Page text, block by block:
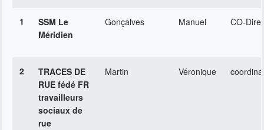
1
SSM Le
Méridien
Gonçalves Manuel CO-
2
TRACES DE
RUE fédé FR
travailleurs
sociaux de
rue
Martin Véronique